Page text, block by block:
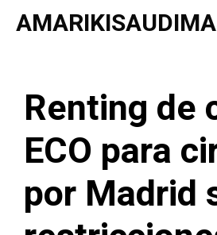
Saltar
Renting de
ECO para
por Madrid